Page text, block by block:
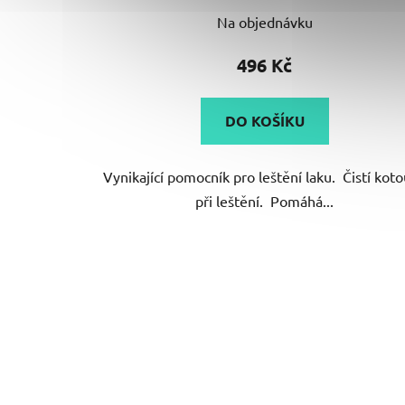
Na objednávku
496 Kč
DO KOŠÍKU
Vynikající pomocník pro leštění laku. Čistí
při leštění. Pomáhá...